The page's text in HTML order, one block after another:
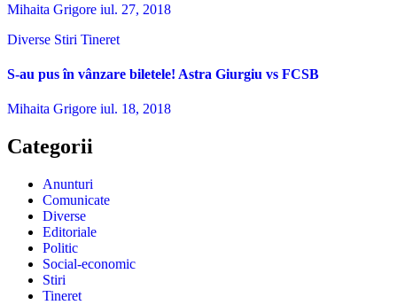
Mihaita Grigore iul. 27, 2018
Diverse Stiri Tineret
S-au pus în vânzare biletele! Astra Giurgiu vs FCSB
Mihaita Grigore iul. 18, 2018
Categorii
Anunturi
Comunicate
Diverse
Editoriale
Politic
Social-economic
Stiri
Tineret